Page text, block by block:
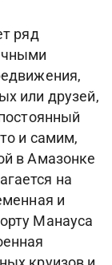
ряд
или друзей,
и самим,
в Амазонке
на
и
Манауса